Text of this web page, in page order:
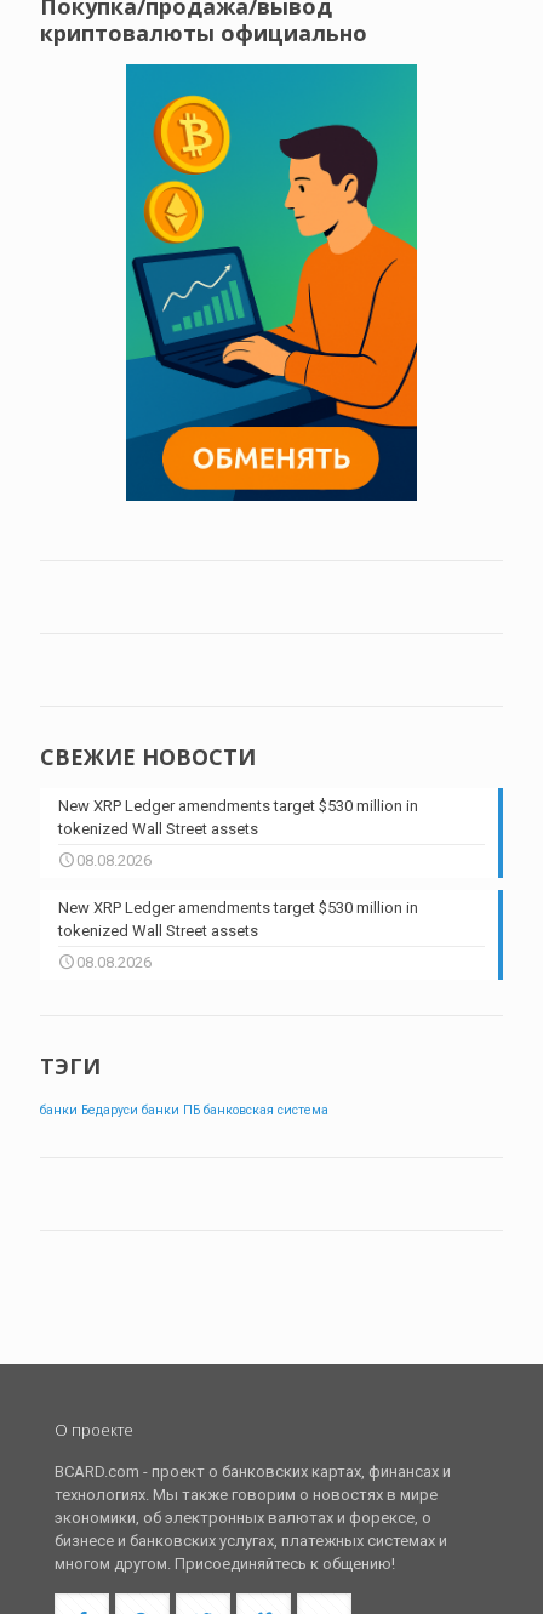
Покупка/продажа/вывод
криптовалюты официально
СВЕЖИЕ НОВОСТИ
New XRP Ledger amendments target $530 million in
tokenized Wall Street assets
08.08.2026
New XRP Ledger amendments target $530 million in
tokenized Wall Street assets
08.08.2026
ТЭГИ
банки Бедаруси банки ПБ банковская система
О проекте
BCARD.com - проект о банковских картах, финансах и
технологиях. Мы также говорим о новостях в мире
экономики, об электронных валютах и форексе, о
бизнесе и банковских услугах, платежных системах и
многом другом. Присоединяйтесь к общению!